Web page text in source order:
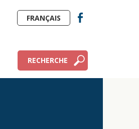
RECHERCHE
FRANÇAIS